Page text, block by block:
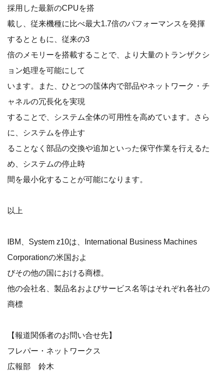
採用した最新のCPUを搭
載し、従来機種に比べ最大1.7倍のパフォーマンスを発揮
するとともに、従来の3
倍のメモリーを搭載することで、より大量のトランザクシ
ョン処理を可能にして
います。また、ひとつの筺体内で部品やネットワーク・チ
ャネルの冗長化を実現
することで、システム全体の可用性を高めています。さら
に、システムを停止す
ることなく部品の交換や追加といった保守作業を行えるた
め、システムの停止時
間を最小化することが可能になります。
以上
IBM、System z10は、International Business Machines
Corporationの米国およ
びその他の国における商標。
他の会社名、製品名およびサービス名等はそれぞれ各社の
商標
【報道関係者のお問い合せ先】
フレパー・ネットワークス
広報部 鈴木